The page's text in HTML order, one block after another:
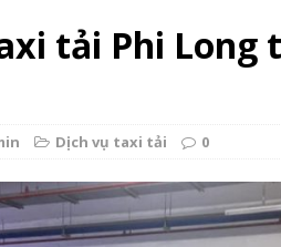
tải Phi Long
Dịch vụ taxi tải 0